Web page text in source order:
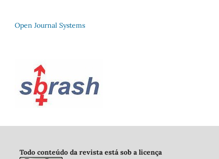
Open Journal Systems
Todo conteúdo da revista está sob a licença